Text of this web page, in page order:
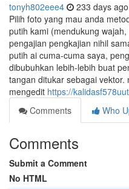
tonyh802eee4 233 days ago
Pilih foto yang mau anda
putih kami (mendukung
pengajian pengkajian nihil
putih ai cuma-cuma saya,
dibubuhkan lebih-lebih buat
tangan ditukar sebagai
mengedit https://
Comments
Who
Comments
Submit a Comment
No HTML